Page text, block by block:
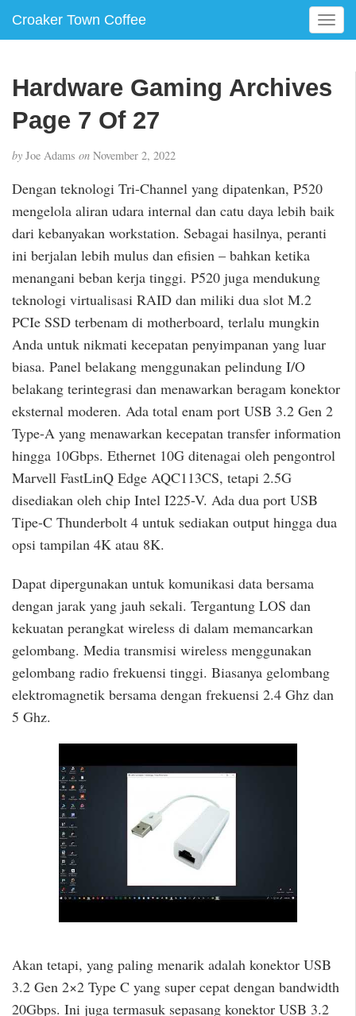
Croaker Town Coffee
T
o
l
a
t
Hardware Gaming Archives
Page 7 Of 27
by Joe Adams on November 2, 2022
Dengan teknologi Tri-Channel yang dipatenkan, P520
mengelola aliran udara internal dan catu daya lebih baik
dari kebanyakan workstation. Sebagai hasilnya, peranti
ini berjalan lebih mulus dan efisien – bahkan ketika
menangani beban kerja tinggi. P520 juga mendukung
teknologi virtualisasi RAID dan miliki dua slot M.2
PCIe SSD terbenam di motherboard, terlalu mungkin
Anda untuk nikmati kecepatan penyimpanan yang luar
biasa. Panel belakang menggunakan pelindung I/O
belakang terintegrasi dan menawarkan beragam konektor
eksternal moderen. Ada total enam port USB 3.2 Gen 2
Type-A yang menawarkan kecepatan transfer information
hingga 10Gbps. Ethernet 10G ditenagai oleh pengontrol
Marvell FastLinQ Edge AQC113CS, tetapi 2.5G
disediakan oleh chip Intel I225-V. Ada dua port USB
Tipe-C Thunderbolt 4 untuk sediakan output hingga dua
opsi tampilan 4K atau 8K.
Dapat dipergunakan untuk komunikasi data bersama
dengan jarak yang jauh sekali. Tergantung LOS dan
kekuatan perangkat wireless di dalam memancarkan
gelombang. Media transmisi wireless menggunakan
gelombang radio frekuensi tinggi. Biasanya gelombang
elektromagnetik bersama dengan frekuensi 2.4 Ghz dan
5 Ghz.
Akan tetapi, yang paling menarik adalah konektor USB
3.2 Gen 2×2 Type C yang super cepat dengan bandwidth
20Gbps. Ini juga termasuk sepasang konektor USB 3.2